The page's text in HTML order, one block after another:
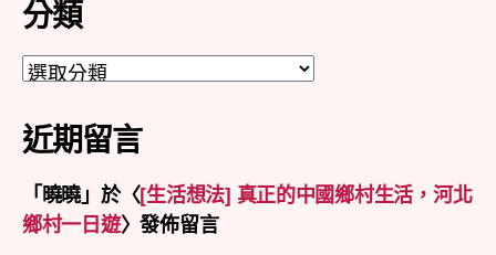
分類
分
近期留言
「曉曉」於〈[生活想法] 真正的中國鄉村生活，河北
鄉村一日遊〉發佈留言